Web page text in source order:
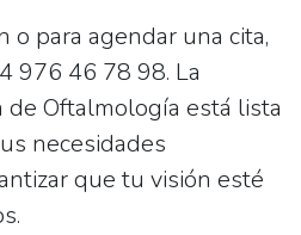
o para agendar una cita,
976 46 78 98. La
de Oftalmología está lista
necesidades
que tu visión esté